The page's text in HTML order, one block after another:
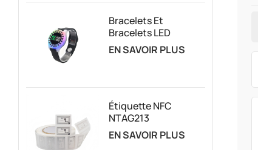
Bracelets Et
Bracelets LED
Rechargeables Avec
Gestion Du Temps
EN SAVOIR PLUS
Étiquette NFC
NTAG213
Réinscriptible
Personnalisée Pour
EN SAVOIR PLUS